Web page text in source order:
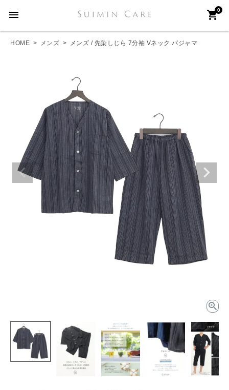
menu 0
shopping_cart
HOME メンズ メンズ / 先染しじら 7分袖 Vネック パジャマ